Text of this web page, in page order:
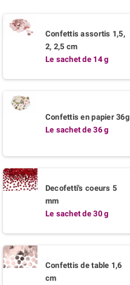
Confettis assortis 1,5,
2, 2,5 cm
Le sachet de 14 g
Confettis en papier 36g
Le sachet de 36 g
Decofetti's coeurs 5
mm
Le sachet de 30 g
Confettis de table 1,6
cm